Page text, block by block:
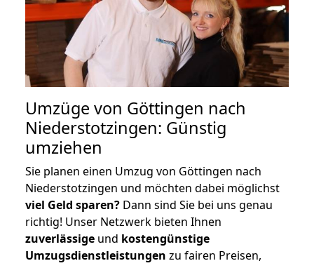
Umzüge von Göttingen nach
Niederstotzingen: Günstig
umziehen
Sie planen einen Umzug von Göttingen nach
Niederstotzingen und möchten dabei möglichst
viel Geld sparen? Dann sind Sie bei uns genau
richtig! Unser Netzwerk bieten Ihnen
zuverlässige und kostengünstige
Umzugsdienstleistungen zu fairen Preisen,